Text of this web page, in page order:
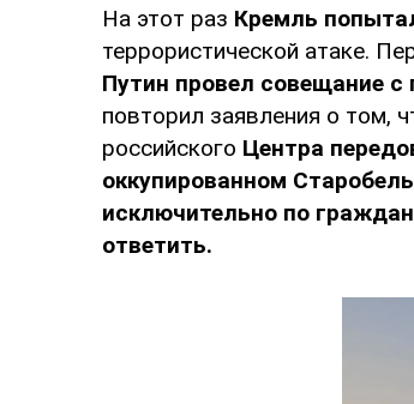
На этот раз Кремль
террористической атаке.
Путин провел совещание
повторил заявления о том,
российского Центра
оккупированном
исключительно по
ответить.